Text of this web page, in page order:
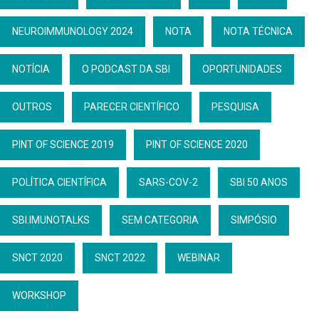
NEUROIMMUNOLOGY 2024 NOTA NOTA TÉCNICA
NOTÍCIA O PODCAST DA SBI OPORTUNIDADES
OUTROS PARECER CIENTÍFICO PESQUISA
PINT OF SCIENCE 2019 PINT OF SCIENCE 2020
POLÍTICA CIENTÍFICA SARS-COV-2 SBI 50 ANOS
SBI.IMUNOTALKS SEM CATEGORIA SIMPÓSIO
SNCT 2020 SNCT 2022 WEBINAR
WORKSHOP